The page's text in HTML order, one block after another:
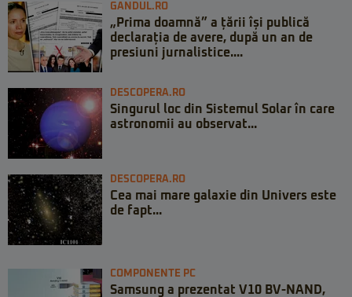
GANDUL.RO
„Prima doamnă” a țării își publică
declarația de avere, după un an de
presiuni jurnalistice....
DESCOPERA.RO
Singurul loc din Sistemul Solar în care
astronomii au observat...
DESCOPERA.RO
Cea mai mare galaxie din Univers este
de fapt...
COMPONENTE PC
Samsung a prezentat V10 BV-NAND,